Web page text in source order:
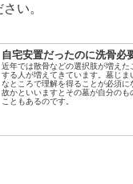
い。
自宅安置だったのに洗骨必
近年では散骨などの選択肢が増えた
する人が増えてきています。墓じま
なところで理解を得ることが必須
故かといいますとその墓が自分のも
こともあるのです。